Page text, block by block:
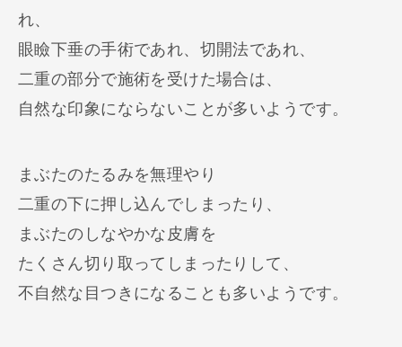
れ、
眼瞼下垂の手術であれ、切開法であれ、
二重の部分で施術を受けた場合は、
自然な印象にならないことが多いようです。
まぶたのたるみを無理やり
二重の下に押し込んでしまったり、
まぶたのしなやかな皮膚を
たくさん切り取ってしまったりして、
不自然な目つきになることも多いようです。